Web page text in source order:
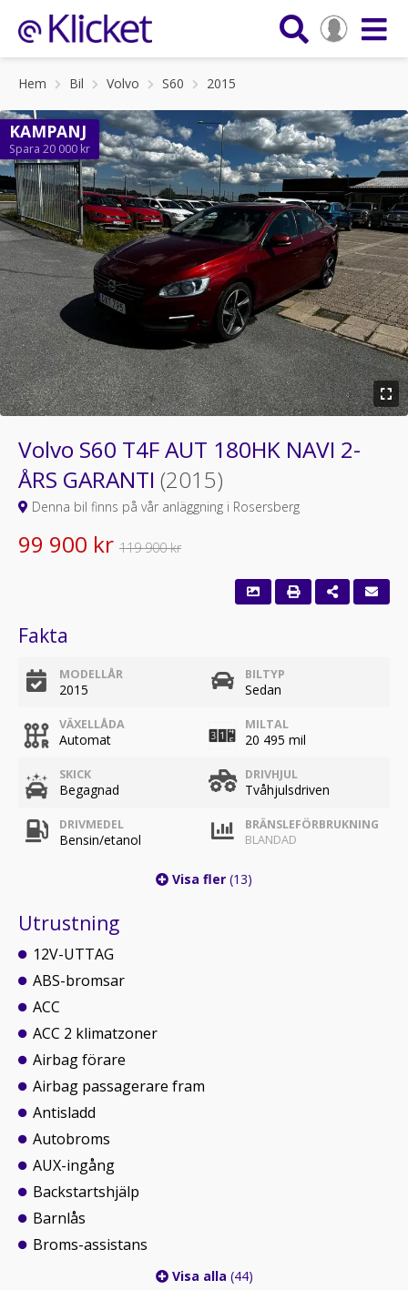
Hem Bil Volvo S60 2015
KAMPANJ
Spara 20 000 kr
Volvo S60 T4F AUT 180HK NAVI 2-
ÅRS GARANTI (2015)
Denna bil finns på vår anläggning i Rosersberg
99 900 kr 119 900 kr
Fakta
MODELLÅR
2015
BILTYP
Sedan
VÄXELLÅDA
Automat
MILTAL
20 495 mil
SKICK
Begagnad
DRIVHJUL
Tvåhjulsdriven
DRIVMEDEL
Bensin/etanol
BRÄNSLEFÖRBRUKNING
BLANDAD
Visa fler (13)
Utrustning
12V-UTTAG
ABS-bromsar
ACC
ACC 2 klimatzoner
Airbag förare
Airbag passagerare fram
Antisladd
Autobroms
AUX-ingång
Backstartshjälp
Barnlås
Broms-assistans
Visa alla (44)